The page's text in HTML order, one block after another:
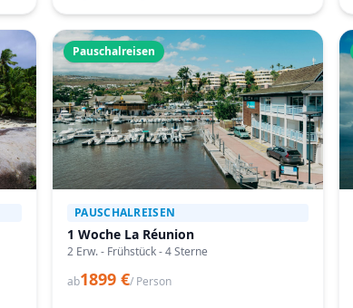
Pauschalreisen
PAUSCHALREISEN
1 Woche La Réunion
2 Erw. - Frühstück - 4 Sterne
ab1899 €/ Person